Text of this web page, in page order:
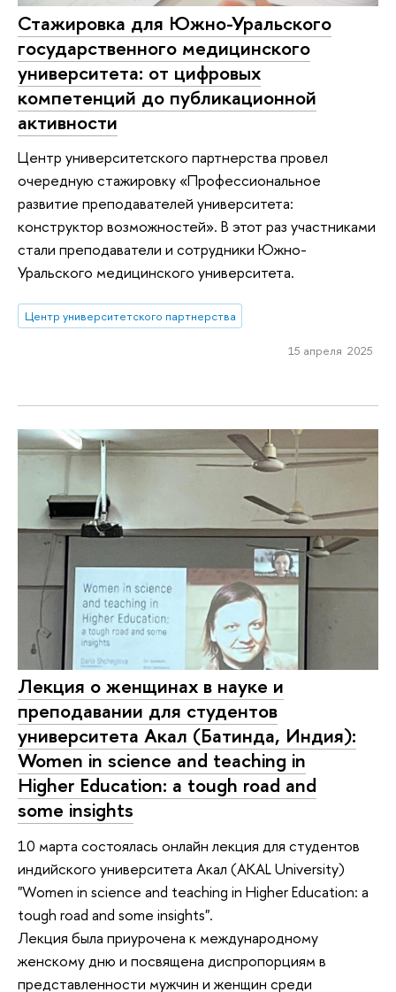
Стажировка для Южно-Уральского
государственного медицинского
университета: от цифровых
компетенций до публикационной
активности
Центр университетского партнерства провел
очередную стажировку «Профессиональное
развитие преподавателей университета:
конструктор возможностей». В этот раз участниками
стали преподаватели и сотрудники Южно-
Уральского медицинского университета.
Центр университетского партнерства
15 апреля 2025
Лекция о женщинах в науке и
преподавании для студентов
университета Акал (Батинда, Индия):
Women in science and teaching in
Higher Education: a tough road and
some insights
10 марта состоялась онлайн лекция для студентов
индийского университета Акал (AKAL University)
"Women in science and teaching in Higher Education: a
tough road and some insights".
Лекция была приурочена к международному
женскому дню и посвящена диспропорциям в
представленности мужчин и женщин среди